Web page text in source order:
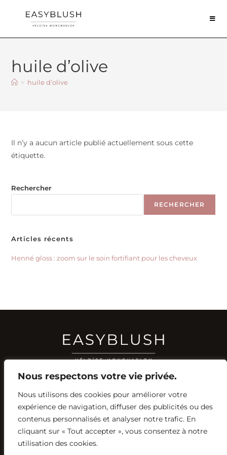
Nous respectons votre vie privée.
Nous utilisons des cookies pour améliorer votre
expérience de navigation, diffuser des publicités ou des
contenus personnalisés et analyser notre trafic. En
cliquant sur « Tout accepter », vous consentez à notre
utilisation des cookies.
huile d’olive
> huile d’olive
Il n’y a aucun article publié actuellement sous cette
étiquette.
Rechercher
RECHERCHER
Articles récents
Henné gloss : zoom sur le soin fortifiant pour les cheveux
RÉSEAUX SOCIAUX
YOUTUBE
INSTAGRAM
FACEBOOK
PINTEREST